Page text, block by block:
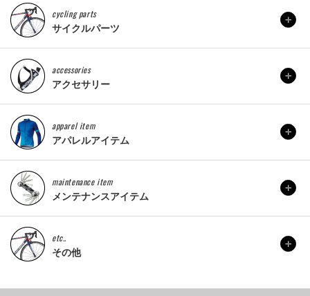
cycling parts
サイクルパーツ
accessories
アクセサリー
apparel item
アパレルアイテム
maintenance item
メンテナンスアイテム
etc..
その他